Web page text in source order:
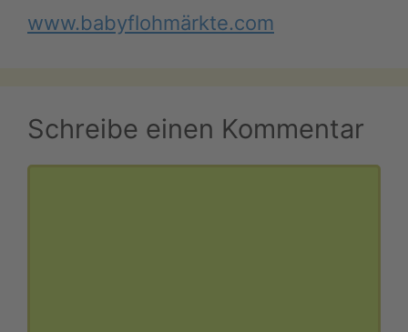
www.babyflohmärkte.com
Schreibe einen Kommentar